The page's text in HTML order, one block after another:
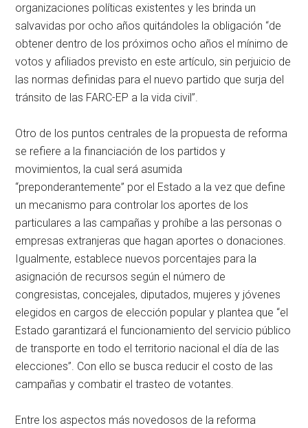
organizaciones políticas existentes y les brinda un
salvavidas por ocho años quitándoles la obligación “de
obtener dentro de los próximos ocho años el mínimo de
votos y afiliados previsto en este artículo, sin perjuicio de
las normas definidas para el nuevo partido que surja del
tránsito de las FARC-EP a la vida civil”.
Otro de los puntos centrales de la propuesta de reforma
se refiere a la financiación de los partidos y
movimientos, la cual será asumida
“preponderantemente” por el Estado a la vez que define
un mecanismo para controlar los aportes de los
particulares a las campañas y prohíbe a las personas o
empresas extranjeras que hagan aportes o donaciones.
Igualmente, establece nuevos porcentajes para la
asignación de recursos según el número de
congresistas, concejales, diputados, mujeres y jóvenes
elegidos en cargos de elección popular y plantea que “el
Estado garantizará el funcionamiento del servicio público
de transporte en todo el territorio nacional el día de las
elecciones”. Con ello se busca reducir el costo de las
campañas y combatir el trasteo de votantes.
Entre los aspectos más novedosos de la reforma